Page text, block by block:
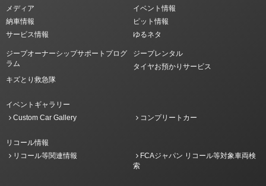
メディア
イベント情報
納車情報
ピット情報
サービス情報
ゆるネタ
ジープオーナーシップサポートプログ
ラム
ジープレンタル
タイヤお預かりサービス
キズとり救急隊
イベントギャラリー
Custom Car Gallery
コンプリートカー
リコール情報
リコール等関連情報
FCAジャパン リコール等対象車両検
索